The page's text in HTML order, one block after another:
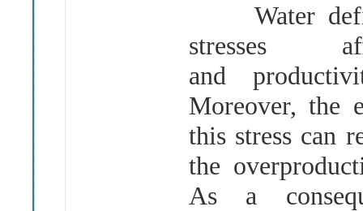
Water
stresses
and
Moreover, the
this stress can
the
As a